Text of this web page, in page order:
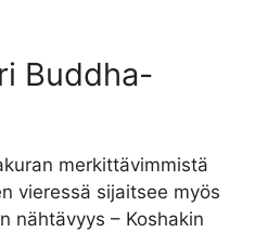
Buddha-
merkittävimmistä
vieressä sijaitsee myös
nähtävyys – Koshakin